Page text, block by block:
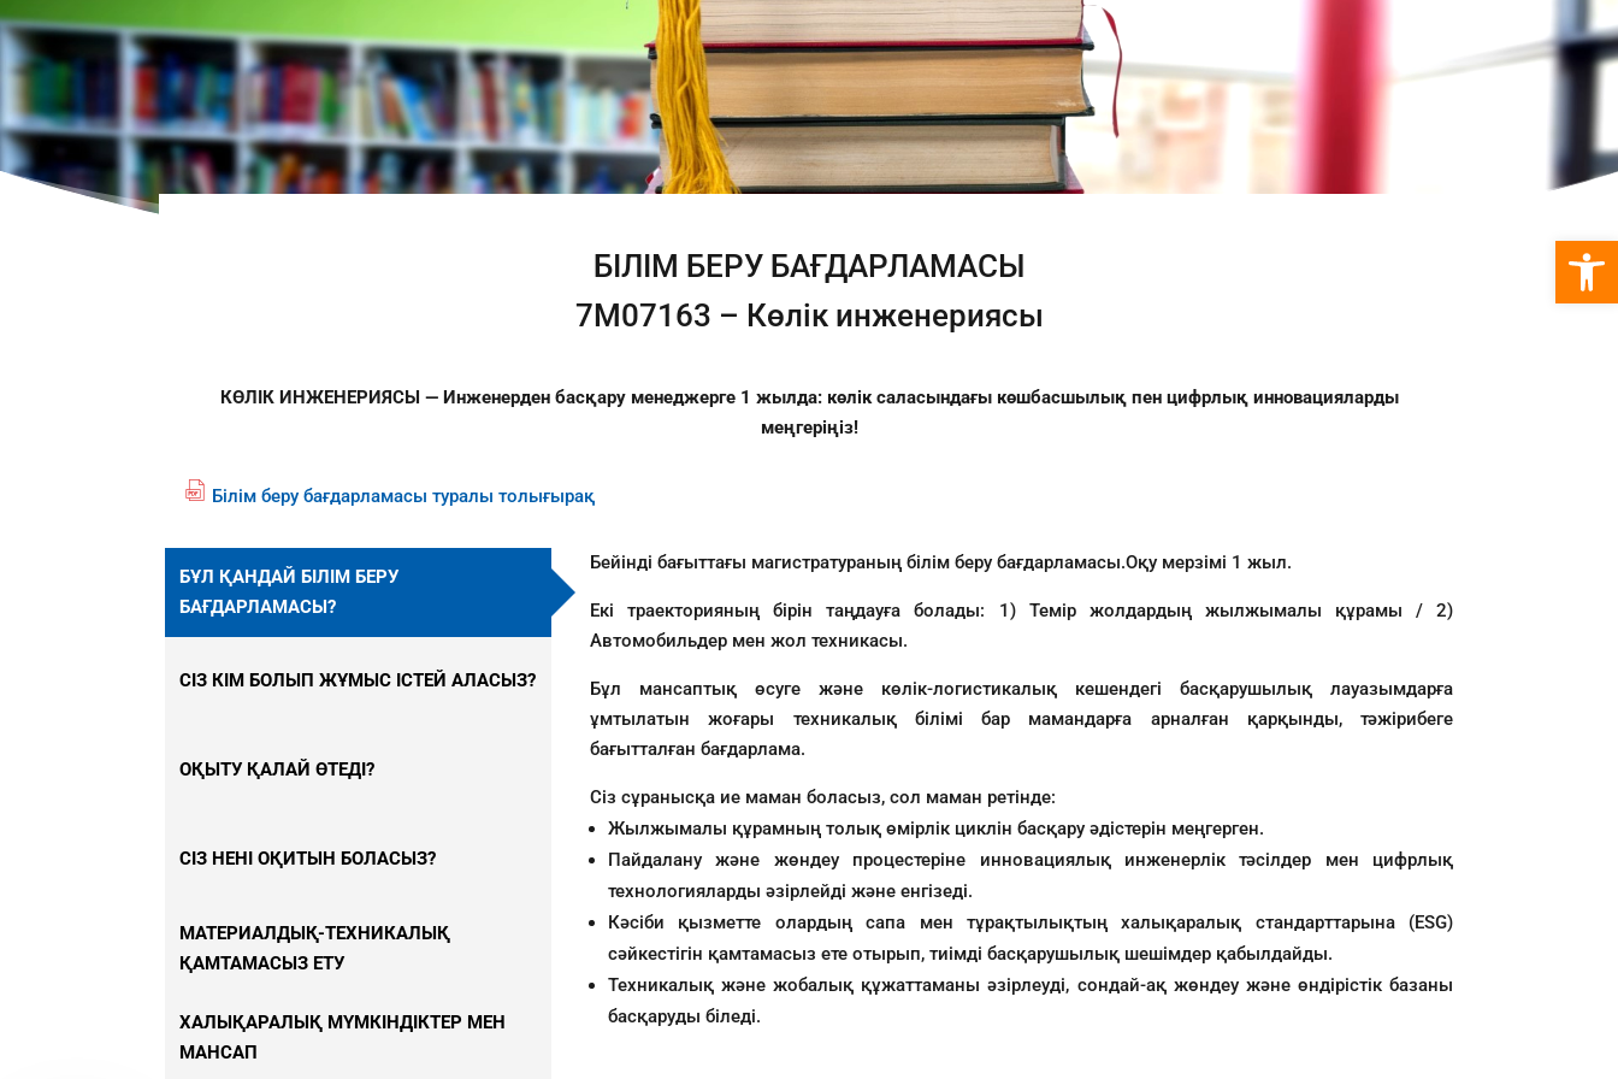
БІЛІМ БЕРУ БАҒДАРЛАМАСЫ
7M07163 – Көлік инженериясы
КӨЛІК ИНЖЕНЕРИЯСЫ — Инженерден басқару менеджерге 1 жылда: көлік саласындағы көшбасшылық пен цифрлық инновацияларды
меңгеріңіз!
p
df
ic
o
Білім беру бағдарламасы туралы толығырақ
БҰЛ ҚАНДАЙ БІЛІМ БЕРУ
БАҒДАРЛАМАСЫ?
СІЗ КІМ БОЛЫП ЖҰМЫС ІСТЕЙ АЛАСЫЗ?
ОҚЫТУ ҚАЛАЙ ӨТЕДІ?
СІЗ НЕНІ ОҚИТЫН БОЛАСЫЗ?
МАТЕРИАЛДЫҚ-ТЕХНИКАЛЫҚ
ҚАМТАМАСЫЗ ЕТУ
ХАЛЫҚАРАЛЫҚ МҮМКІНДІКТЕР МЕН
МАНСАП
Бейінді бағыттағы магистратураның білім беру бағдарламасы.Оқу мерзімі 1 жыл.
Екі траекторияның бірін таңдауға болады: 1) Темір жолдардың жылжымалы құрамы / 2)
Автомобильдер мен жол техникасы.
Бұл мансаптық өсуге және көлік-логистикалық кешендегі басқарушылық лауазымдарға
ұмтылатын жоғары техникалық білімі бар мамандарға арналған қарқынды, тәжірибеге
бағытталған бағдарлама.
Сіз сұранысқа ие маман боласыз, сол маман ретінде:
Жылжымалы құрамның толық өмірлік циклін басқару әдістерін меңгерген.
Пайдалану және жөндеу процестеріне инновациялық инженерлік тәсілдер мен цифрлық
технологияларды әзірлейді және енгізеді.
Кәсіби қызметте олардың сапа мен тұрақтылықтың халықаралық стандарттарына (ESG)
сәйкестігін қамтамасыз ете отырып, тиімді басқарушылық шешімдер қабылдайды.
Техникалық және жобалық құжаттаманы әзірлеуді, сондай-ақ жөндеу және өндірістік базаны
басқаруды біледі.